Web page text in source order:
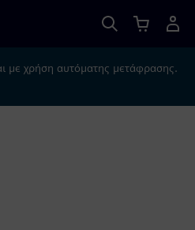
με χρήση αυτόματης μετάφρασης.